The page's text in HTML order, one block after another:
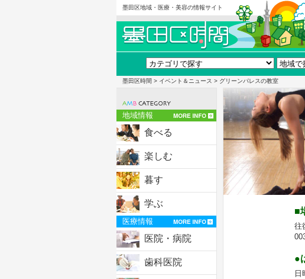
墨田区地域・医療・美容の情報サイト
墨田区時間 > イベント＆ニュース > グリーンパレスの教室
地域情報
食べる
楽しむ
暮す
学ぶ
医療情報
医院・病院
歯科医院
■
往
●